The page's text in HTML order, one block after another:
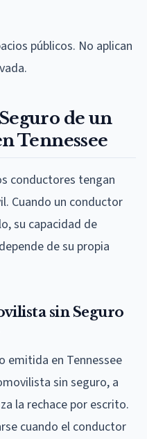
públicos. No aplican
de un
Tennessee
conductores tengan
Cuando un conductor
su capacidad de
de su propia
sin Seguro
emitida en Tennessee
sin seguro, a
la rechace por escrito.
cuando el conductor